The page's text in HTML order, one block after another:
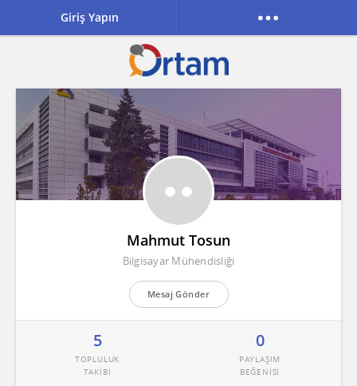
Mahmut Tosun
Bilgisayar Mühendisliği
Mesaj Gönder
5
TOPLULUK
TAKİBİ
0
PAYLAŞIM
BEĞENİSİ
Giriş Yapın